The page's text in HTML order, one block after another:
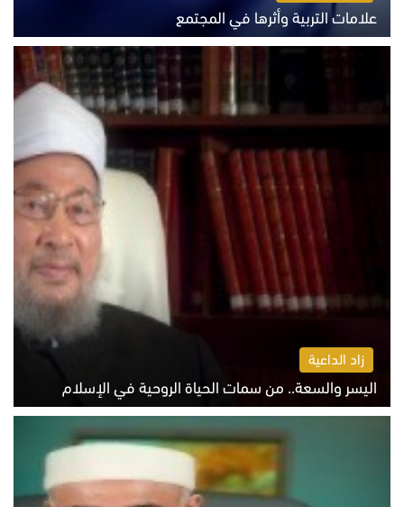
علامات التربية وأثرها في المجتمع
الثلاثاء 4 أغسطس 2026 12:50 م
زاد الداعية
اليسر والسعة.. من سمات الحياة الروحية في الإسلام
الثلاثاء 4 أغسطس 2026 12:56 م